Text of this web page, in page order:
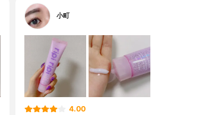
小町
4.00